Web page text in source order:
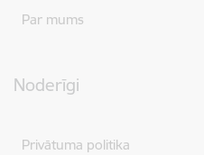
Par mums
Noderīgi
Privātuma politika